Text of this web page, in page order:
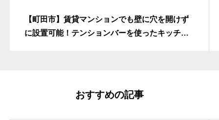
【町田市】賃貸マンションでも壁に穴を開けず
に設置可能！テンションバーを使ったキッチン
おすすめの記事